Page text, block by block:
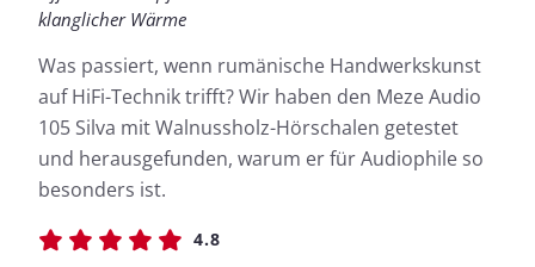
klanglicher Wärme
Was passiert, wenn rumänische Handwerkskunst
auf HiFi-Technik trifft? Wir haben den Meze Audio
105 Silva mit Walnussholz-Hörschalen getestet
und herausgefunden, warum er für Audiophile so
besonders ist.
4.8